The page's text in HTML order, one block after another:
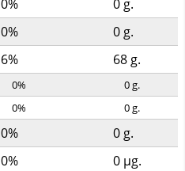
0% 0g.
0% 0g.
6% 68g.
0% 0g.
0% 0g.
0% 0g.
0% 0 µg.